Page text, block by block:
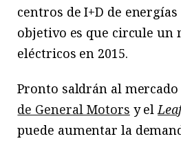
centros de I+D de
objetivo es que circule un
eléctricos en 2015.
Pronto saldrán al
de General Motors y el
puede aumentar la